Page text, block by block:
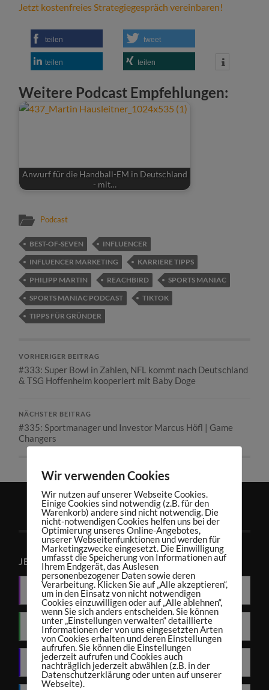
Jetzt kostenfreies Strategiegespräch vereinbaren!
teilen tweet
teilen teilen
Weitere Podcast Empfehlungen:
Anwurf für die Handball-EM in Deutschland
- mit…
Podcast
BEST-OF-SEVEN
INFLUENCER
INFLUENCER MARKETING
KARRIERE TIPPS
PHILIPP MARTIN
REACHBIRD
SPORTS MANIAC
SPORTS MANIAC PODCAST
TIKTOK
TIPPS FÜR GRÜNDER
VORHERIGER BEITRAG
#333: Super Bowl in Zahlen, NFL kommt nach Deutschland
& TSG Hoffenheim kooperiert mit Baby Doge
NÄCHSTER BEITRAG
#335: Sportmanager und Investor Marcus Höfl | Game
Changers
JETZT PODCAST ABONNIEREN
Apple Podcasts
Spotify
Amazon Music
Wir verwenden Cookies
Wir nutzen auf unserer Webseite Cookies.
Einige Cookies sind notwendig (z.B. für den
Warenkorb) andere sind nicht notwendig. Die
nicht-notwendigen Cookies helfen uns bei der
Optimierung unseres Online-Angebotes,
unserer Webseitenfunktionen und werden für
Marketingzwecke eingesetzt. Die Einwilligung
umfasst die Speicherung von Informationen auf
Ihrem Endgerät, das Auslesen
personenbezogener Daten sowie deren
Verarbeitung. Klicken Sie auf „Alle akzeptieren“,
um in den Einsatz von nicht notwendigen
Cookies einzuwilligen oder auf „Alle ablehnen“,
wenn Sie sich anders entscheiden. Sie können
unter „Einstellungen verwalten“ detaillierte
Informationen der von uns eingesetzten Arten
von Cookies erhalten und deren Einstellungen
aufrufen. Sie können die Einstellungen
jederzeit aufrufen und Cookies auch
nachträglich jederzeit abwählen (z.B. in der
Datenschutzerklärung oder unten auf unserer
Webseite).